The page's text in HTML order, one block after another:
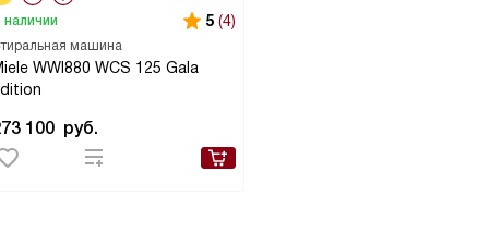
машина
WWI880 WCS 125 Gala
наличии 5 (4)
100 руб.